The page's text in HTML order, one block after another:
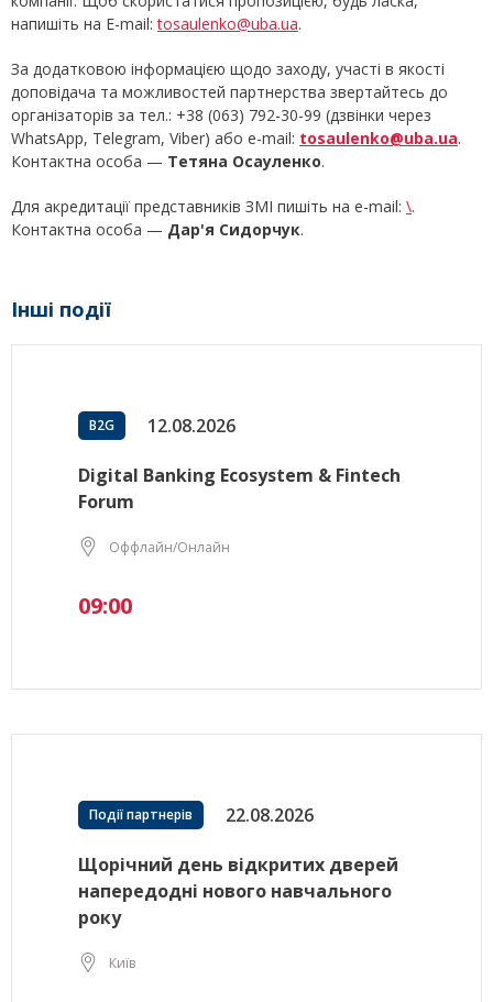
напишіть на E-mail:tosaulenko@uba.ua.
За додатковою інформацією щодо заходу, участі в якості
доповідача та можливостей партнерства звертайтесь до
організаторів за тел.: +38 (063) 792-30-99 (дзвінки через
WhatsApp, Telegram, Viber) або e-mail: tosaulenko@uba.ua.
Контактна особа — Тетяна Осауленко.
Для акредитації представників ЗМІ пишіть на e-mail: \.
Контактна особа — Дар'я Сидорчук.
Інші події
B2G 12.08.2026
Digital Banking Ecosystem & Fintech
Forum
Оффлайн/Онлайн
09:00
Події партнерів 22.08.2026
Щорічний день відкритих дверей
напередодні нового навчального
року
Київ